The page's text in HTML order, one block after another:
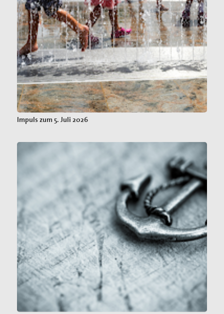
Impuls zum 5. Juli 2026